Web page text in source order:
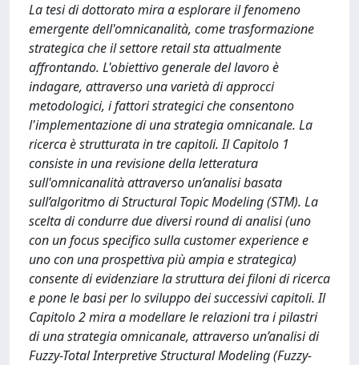
La tesi di dottorato mira a esplorare il fenomeno
emergente dell'omnicanalità, come trasformazione
strategica che il settore retail sta attualmente
affrontando. L'obiettivo generale del lavoro è
indagare, attraverso una varietà di approcci
metodologici, i fattori strategici che consentono
l'implementazione di una strategia omnicanale. La
ricerca è strutturata in tre capitoli. Il Capitolo 1
consiste in una revisione della letteratura
sull'omnicanalità attraverso un’analisi basata
sull’algoritmo di Structural Topic Modeling (STM). La
scelta di condurre due diversi round di analisi (uno
con un focus specifico sulla customer experience e
uno con una prospettiva più ampia e strategica)
consente di evidenziare la struttura dei filoni di ricerca
e pone le basi per lo sviluppo dei successivi capitoli. Il
Capitolo 2 mira a modellare le relazioni tra i pilastri
di una strategia omnicanale, attraverso un’analisi di
Fuzzy-Total Interpretive Structural Modeling (Fuzzy-